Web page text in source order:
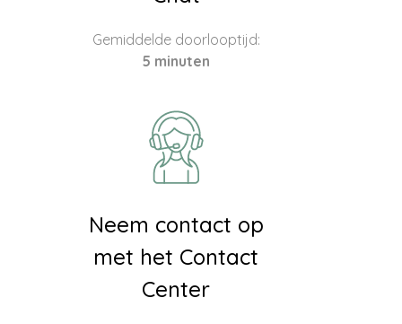
Gemiddelde doorlooptijd:
5 minuten
Neem contact op
met het Contact
Center